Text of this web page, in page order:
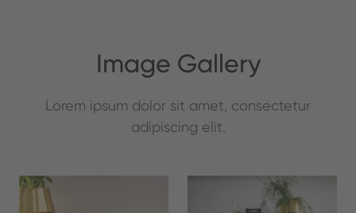
Image Gallery
Lorem ipsum dolor sit amet, consectetur
adipiscing elit.